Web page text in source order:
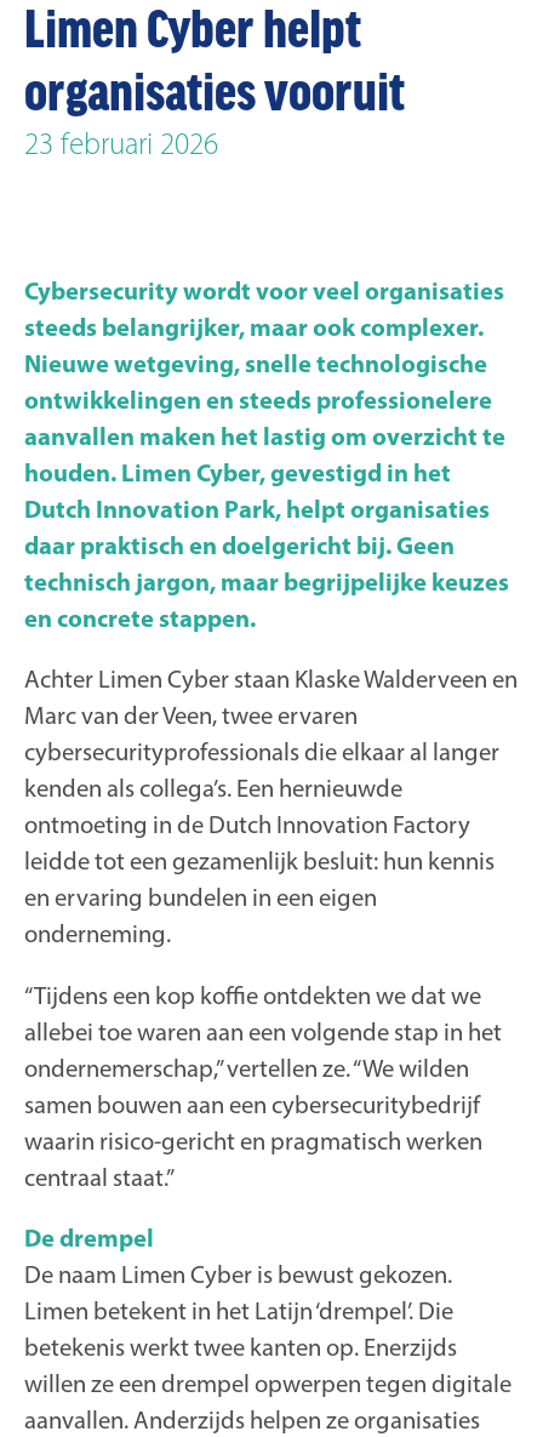
Limen Cyber helpt
organisaties vooruit
23 februari 2026
Cybersecurity wordt voor veel organisaties
steeds belangrijker, maar ook complexer.
Nieuwe wetgeving, snelle technologische
ontwikkelingen en steeds professionelere
aanvallen maken het lastig om overzicht te
houden. Limen Cyber, gevestigd in het
Dutch Innovation Park, helpt organisaties
daar praktisch en doelgericht bij. Geen
technisch jargon, maar begrijpelijke keuzes
en concrete stappen.
Achter Limen Cyber staan Klaske Walderveen en
Marc van der Veen, twee ervaren
cybersecurityprofessionals die elkaar al langer
kenden als collega’s. Een hernieuwde
ontmoeting in de Dutch Innovation Factory
leidde tot een gezamenlijk besluit: hun kennis
en ervaring bundelen in een eigen
onderneming.
“Tijdens een kop koffie ontdekten we dat we
allebei toe waren aan een volgende stap in het
ondernemerschap,” vertellen ze. “We wilden
samen bouwen aan een cybersecuritybedrijf
waarin risico-gericht en pragmatisch werken
centraal staat.”
De drempel
De naam Limen Cyber is bewust gekozen.
Limen betekent in het Latijn ‘drempel’. Die
betekenis werkt twee kanten op. Enerzijds
willen ze een drempel opwerpen tegen digitale
aanvallen. Anderzijds helpen ze organisaties